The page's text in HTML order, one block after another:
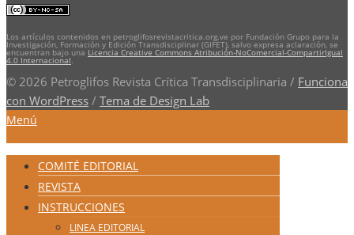
Los artículos contenidos en petroglifosrevistacritica.org.ve por Fundación Grupo para la
Investigación, Formación y Edición Transdisciplinar (GIFET), salvo expresa aclaración, se
encuentran bajo una Licencia Creative Commons Atribución-NoComercial-CompartirIgual
4.0 Internacional
© 2026 Petroglifos Revista Crítica Transdisciplinaria / Funciona
con WordPress / Tema de Design Lab
Menú
COMITÉ EDITORIAL
REVISTA
INSTRUCCIONES
LINEA EDITORIAL